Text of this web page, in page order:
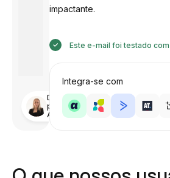
Desenhado
por
Anastasiia
impactante.
Este e-mail foi testado com
Integra-se com